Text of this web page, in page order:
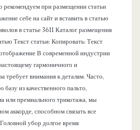
рекомендуем при размещении статьи
себе на сайт и вставить в статью
в статье 3611 Каталог размещения
Текст статьи: Копировать: Текст
В современной индустрии
гармоничного и
требует внимания к деталям. Часто,
базу из качественного пальто,
или премиального трикотажа, мы
аккорде, способном связать все
убор долгое время